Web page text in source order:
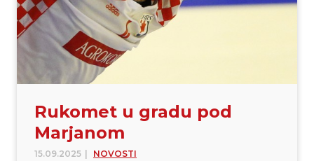
Rukomet u gradu pod
Marjanom
15.09.2025 NOVOSTI